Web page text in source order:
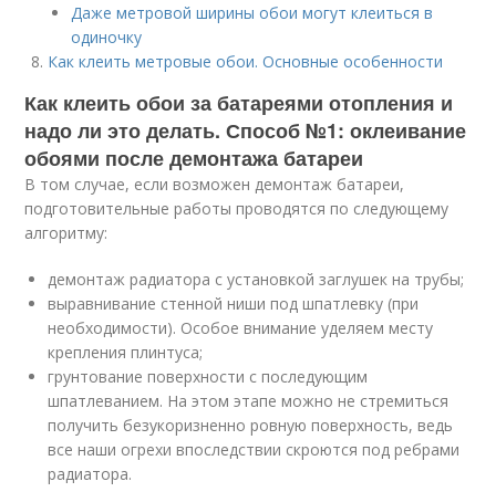
Даже метровой ширины обои могут клеиться в
одиночку
Как клеить метровые обои. Основные особенности
Как клеить обои за батареями отопления и
надо ли это делать. Способ №1: оклеивание
обоями после демонтажа батареи
В том случае, если возможен демонтаж батареи,
подготовительные работы проводятся по следующему
алгоритму:
демонтаж радиатора с установкой заглушек на трубы;
выравнивание стенной ниши под шпатлевку (при
необходимости). Особое внимание уделяем месту
крепления плинтуса;
грунтование поверхности с последующим
шпатлеванием. На этом этапе можно не стремиться
получить безукоризненно ровную поверхность, ведь
все наши огрехи впоследствии скроются под ребрами
радиатора.